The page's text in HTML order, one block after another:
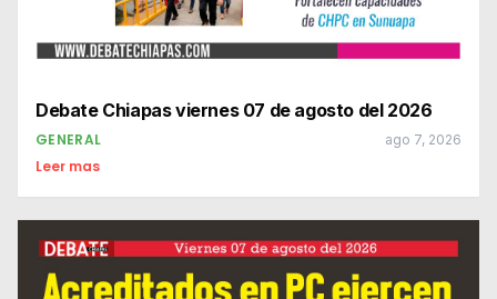
Debate Chiapas viernes 07 de agosto del 2026
GENERAL ago 7, 2026
Leer mas